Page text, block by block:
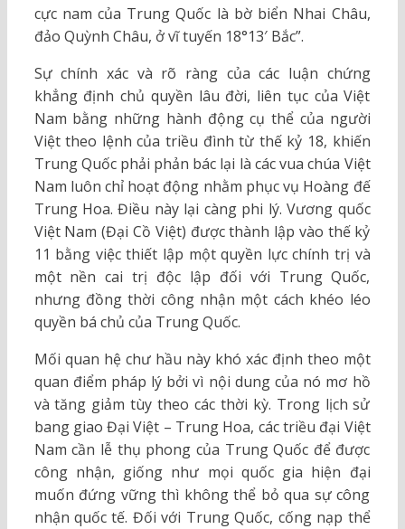
cực nam của Trung Quốc là bờ biển Nhai Châu,
đảo Quỳnh Châu, ở vĩ tuyến 18°13′ Bắc”.
Sự chính xác và rõ ràng của các luận chứng
khẳng định chủ quyền lâu đời, liên tục của Việt
Nam bằng những hành động cụ thể của người
Việt theo lệnh của triều đình từ thế kỷ 18, khiến
Trung Quốc phải phản bác lại là các vua chúa Việt
Nam luôn chỉ hoạt động nhằm phục vụ Hoàng đế
Trung Hoa. Điều này lại càng phi lý. Vương quốc
Việt Nam (Đại Cồ Việt) được thành lập vào thế kỷ
11 bằng việc thiết lập một quyền lực chính trị và
một nền cai trị độc lập đối với Trung Quốc,
nhưng đồng thời công nhận một cách khéo léo
quyền bá chủ của Trung Quốc.
Mối quan hệ chư hầu này khó xác định theo một
quan điểm pháp lý bởi vì nội dung của nó mơ hồ
và tăng giảm tùy theo các thời kỳ. Trong lịch sử
bang giao Đại Việt – Trung Hoa, các triều đại Việt
Nam cần lễ thụ phong của Trung Quốc để được
công nhận, giống như mọi quốc gia hiện đại
muốn đứng vững thì không thể bỏ qua sự công
nhận quốc tế. Đối với Trung Quốc, cống nạp thể